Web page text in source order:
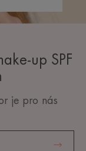
up SPF
je pro nás